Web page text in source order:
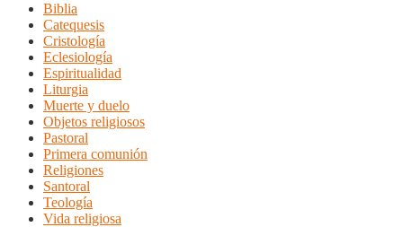
Biblia
Catequesis
Cristología
Eclesiología
Espiritualidad
Liturgia
Muerte y duelo
Objetos religiosos
Pastoral
Primera comunión
Religiones
Santoral
Teología
Vida religiosa